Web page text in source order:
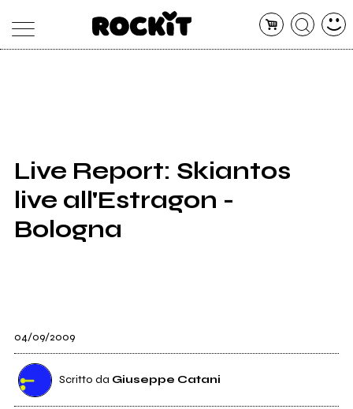
SHOP
RADIO
Live Report: Skiantos
live all'Estragon -
Bologna
04/09/2009
Scritto da Giuseppe Catani